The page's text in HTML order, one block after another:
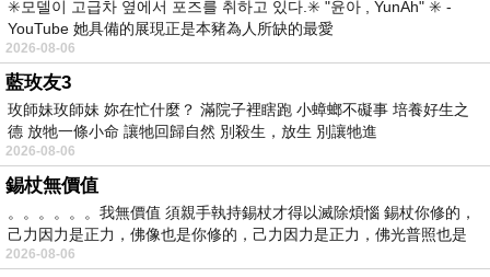
✳️모델이 고급차 옆에서 포즈를 취하고 있다.✳️ "윤아 , YunAh" ✳️ -
YouTube 她具備的展現正是本豬為人所缺的最愛
2026-08-06
藍玫友3
玫師妹玫師妹 妳在忙什麼？ 滿院子裡瞎跑 小蟑螂不礙事 培養好生之
德 放牠一條小命 讓牠回歸自然 別殺生，放生 別讓牠進
2026-08-06
錫杖無價值
。。。。。。我無價值 須親手執持錫杖才得以滅除煩惱 錫杖你修的，
己力因力是正力，佛像也是你修的，己力因力是正力，佛光普照也是
2026-08-06